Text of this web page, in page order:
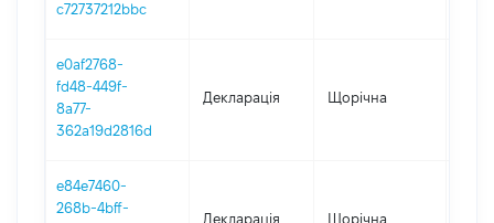
c72737212bbc
e0af2768-
fd48-449f-
8a77-
362a19d2816d
Декларація Щорічна
e84e7460-
268b-4bff-
Декларація Щорічна